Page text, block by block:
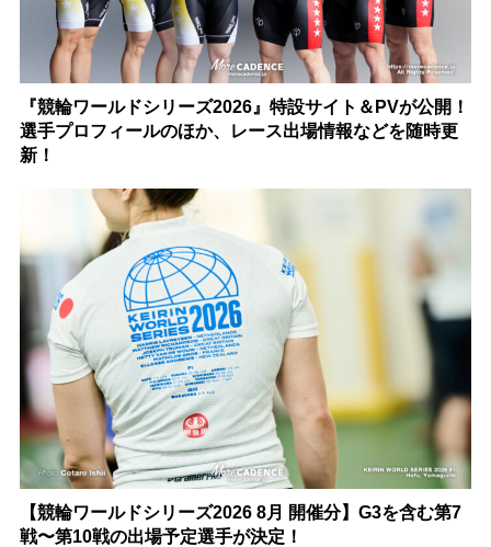
『競輪ワールドシリーズ2026』特設サイト＆PVが公開！
選手プロフィールのほか、レース出場情報などを随時更
新！
【競輪ワールドシリーズ2026 8月 開催分】G3を含む第7
戦〜第10戦の出場予定選手が決定！